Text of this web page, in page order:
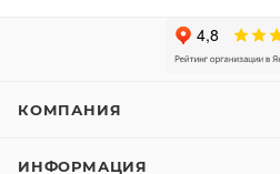
КОМПАНИЯ
ИНФОРМАЦИЯ